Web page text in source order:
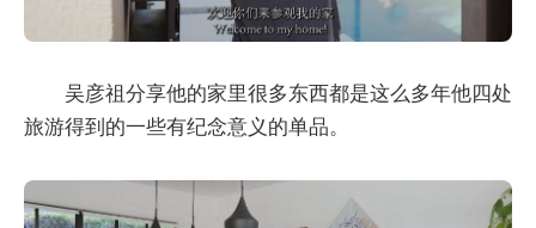
吴彦祖分享他的家里很多东西都是这么多年他四处
旅游得到的一些有纪念意义的单品。